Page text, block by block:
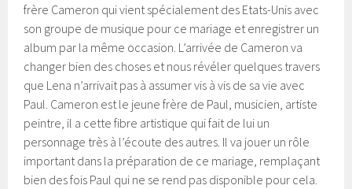
frère Cameron qui vient spécialement des Etats-Unis avec
son groupe de musique pour ce mariage et enregistrer un
album par la même occasion. L’arrivée de Cameron va
changer bien des choses et nous révéler quelques travers
que Lena n’arrivait pas à assumer vis à vis de sa vie avec
Paul. Cameron est le jeune frère de Paul, musicien, artiste
peintre, il a cette fibre artistique qui fait de lui un
personnage très à l’écoute des autres. Il va jouer un rôle
important dans la préparation de ce mariage, remplaçant
bien des fois Paul qui ne se rend pas disponible pour cela.